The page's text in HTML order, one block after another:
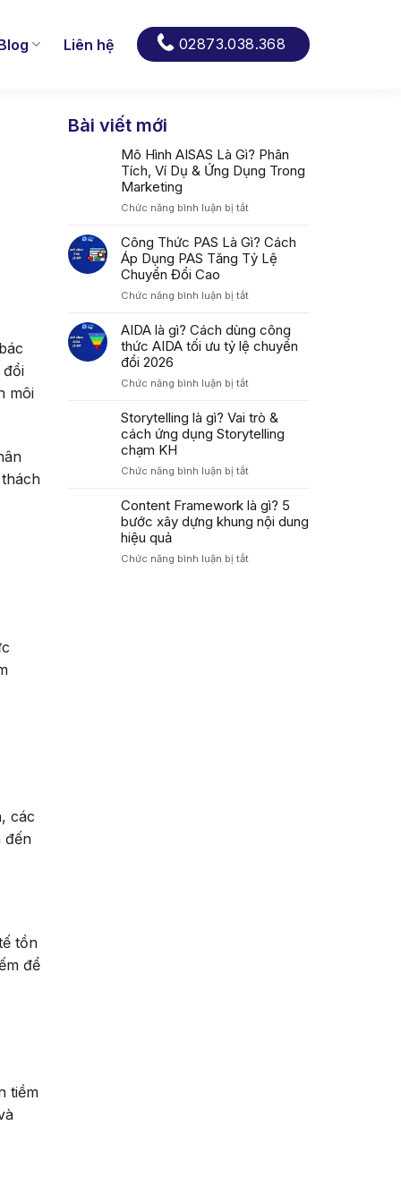
Liên hệ 02873.038.368
đổi
môi
các
đến
tồn
để
tiềm
Bài viết mới
Mô Hình AISAS Là Gì? Phân
Tích, Ví Dụ & Ứng Dụng Trong
Marketing
Chức năng bình luận bị tắtở
Hình
AISAS
Là
Phân
Ví
Dụ
Dụng
Marketing
Công Thức PAS Là Gì? Cách
Áp Dụng PAS Tăng Tỷ Lệ
Chuyển Đổi Cao
Chức năng bình luận bị tắtở
Thức
PAS
Cách
Dụng
PAS
Lệ
Đổi
Cao
AIDA là gì? Cách dùng công
thức AIDA tối ưu tỷ lệ chuyển
đổi 2026
Chức năng bình luận bị tắtở
là
gì?
công
AIDA
tối
lệ
Storytelling là gì? Vai trò &
cách ứng dụng Storytelling
chạm KH
Chức năng bình luận bị tắtở
là
gì?
Vai
&
Content Framework là gì? 5
bước xây dựng khung nội dung
hiệu quả
Chức năng bình luận bị tắtở